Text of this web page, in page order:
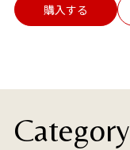
購入する
Category